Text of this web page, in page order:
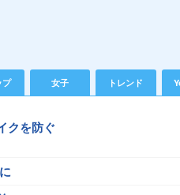
プ 女子 トレンド
クを防ぐ